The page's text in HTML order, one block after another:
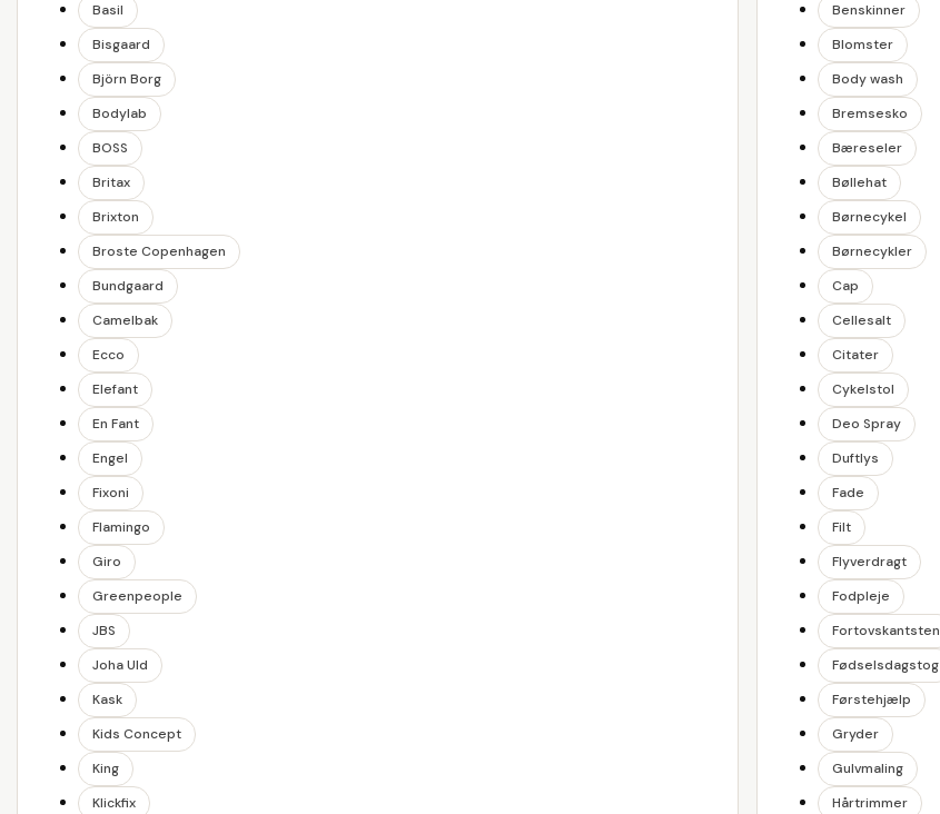
Basil
Bisgaard
Björn Borg
Bodylab
BOSS
Britax
Brixton
Broste Copenhagen
Bundgaard
Camelbak
Ecco
Elefant
En Fant
Engel
Fixoni
Flamingo
Giro
Greenpeople
JBS
Joha Uld
Kask
Kids Concept
King
Klickfix
Benskinner
Blomster
Body wash
Bremsesko
Bæreseler
Bøllehat
Børnecykel
Børnecykler
Cap
Cellesalt
Citater
Cykelstol
Deo Spray
Duftlys
Fade
Filt
Flyverdragt
Fodpleje
Fortovskantsten
Fødselsdagstog
Førstehjælp
Gryder
Gulvmaling
Hårtrimmer